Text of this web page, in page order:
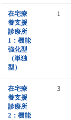
在宅療
養支援
診療所
1：機能
強化型
（単独
型）
1
在宅療
養支援
診療所
2：機能
3